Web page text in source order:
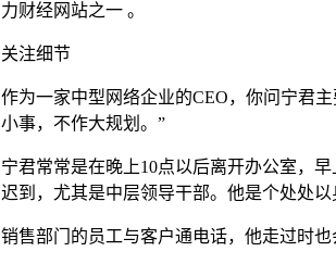
力财经网站之一 。
关注细节
作为一家中型网络企业的CEO，你问宁君
小事，不作大规划。”
宁君常常是在晚上10点以后离开办公室，
迟到，尤其是中层领导干部。他是个处处
销售部门的员工与客户通电话，他走过时